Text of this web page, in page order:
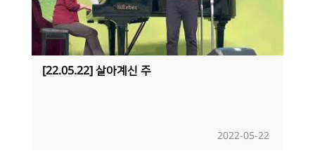
[22.05.22] 살아계신 주
2022-05-22